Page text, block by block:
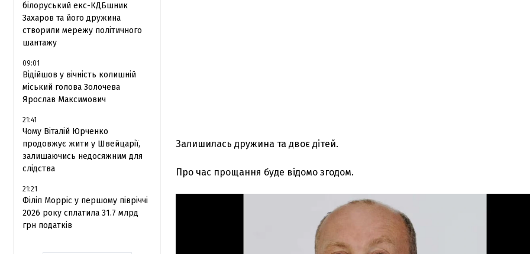
білоруський екс-КДБшник
Захаров та його дружина
створили мережу політичного
шантажу
09:01
Відійшов у вічність колишній
міський голова Золочева
Ярослав Максимович
21:41
Чому Віталій Юрченко
продовжує жити у Швейцарії,
залишаючись недосяжним для
слідства
21:21
Філіп Морріс у першому півріччі
2026 року сплатила 31.7 млрд
грн податків
Залишилась дружина та двоє дітей.
Про час прощання буде відомо згодом.